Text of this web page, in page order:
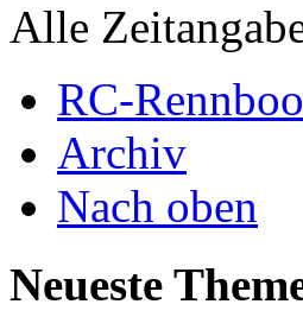
Alle
RC-
Archiv
Nach oben
Neueste